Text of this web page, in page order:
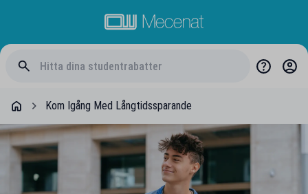
Kom Igång Med Långtidssparande